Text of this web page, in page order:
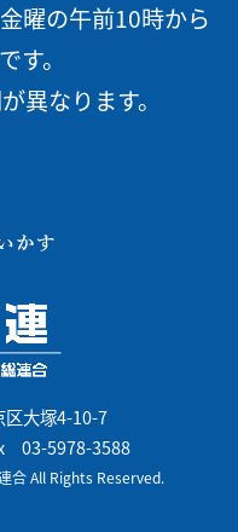
曜の午前10時から
す。
異なります。
区大塚4-10-7
5978-3588
合 All Rights Reserved.